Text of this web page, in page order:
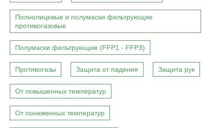
Полнолицевые и полумаски фильтрующие
противогазовые
Полумаски фильтрующие (FFP1 - FFP3)
Противогазы Защита от падения Защита рук
От повышенных температур
От пониженных температур